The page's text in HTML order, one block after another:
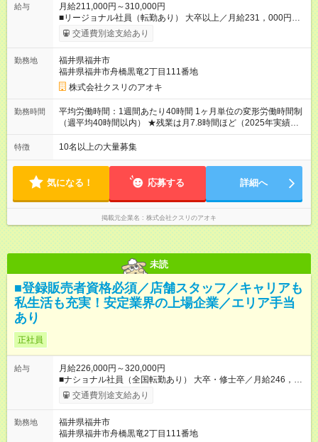
給与
月給211,000円～310,000円
■リージョナル社員（転勤あり） 大卒以上／月給231，000円～
310，000円 高卒以上／月給211，000円～310，000円 ★エリア
手当（石川県、富山県、福井県、岐阜県、群馬県、茨城県 月1
種手当あり ★登録販売者資格保持者には、別途月1万円支給（実
務経験がない方にも同額を支給） ※ただし、短時間勤務・早番
固定社員は当社規定に従い額が変動 ＝＝＝＝＝＝＝＝＝＝＝＝
＝＝ ★職務給制度で実力次第で収入アップ！ 職務内容に応じて
給与が支払われ、昇格試験なく役職に就いた時点で年収がUPす
る制度です。 約4割の社員が入社3年目で店長に就いています。
交通費別途支給あり
勤務地
福井県福井市
福井県福井市舟橋黒竜2丁目111番地
株式会社クスリのアオキ
勤務時間
平均労働時間：1週間あたり40時間 1ヶ月単位の変形労働時間制
（週平均40時間以内） ★残業は月7.8時間ほど（2025年実績）
＜店舗の基本営業時間＞ 9時～22時 ※勤務時間は店舗により異
なります。 ＜シフト例＞ 早番：8時00分～17時00分 中番：11
1ヶ月単位の変形労働時間制（週平均40時間以内） ★残業は月
7.8時間ほど（2025年実績） ＜店舗の基本営業時間＞ 9時～22
時 ※勤務時間は店舗により異なります。 ＜シフト例＞ 早番：8
時00分～17時00分 中番：11時～20時 遅番：13時～22時
特徴 10名以上の大量募集
気になる！ 応募する 詳細へ
掲載元企業名 株式会社クスリのアオキ
未読
■登録販売者資格必須／店舗スタッフ／キャリアも
私生活も充実！安定業界の上場企業／エリア手当
あり
正社員
給与
月給226,000円～320,000円
■ナショナル社員（全国転勤あり） 大卒・修士卒／月給246，
000円～320，000円 高校・短大・専門卒／月給226，000円～
320，000円 ★エリア手当（石川県、富山県、福井県、岐阜県、
途、賞与（年2回）、各種手当あり ★登録販売者資格保持者への
月1万円支給を含む（実務経験がない方にも同額を支給） ※ただ
交通費別途支給あり
勤務地
福井県福井市
福井県福井市舟橋黒竜2丁目111番地